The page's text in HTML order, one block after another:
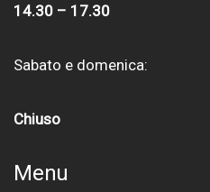
14.30 – 17.30
Sabato e domenica:
Chiuso
Menu